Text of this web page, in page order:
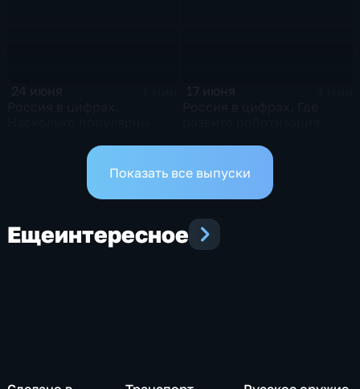
Показать все выпуски
Ещеинтересное